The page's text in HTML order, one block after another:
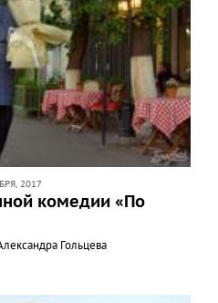
2017
комедии «По
Гольцева